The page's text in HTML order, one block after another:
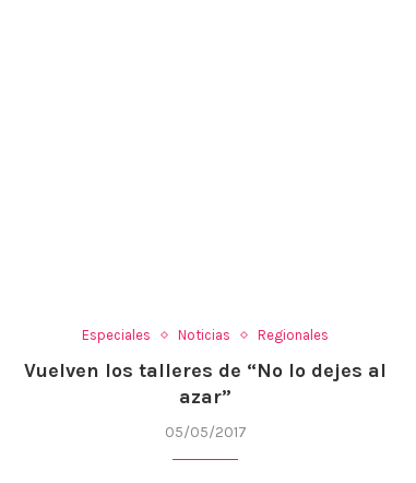
Especiales Noticias Regionales
Vuelven los talleres de “No lo dejes al
azar”
05/05/2017